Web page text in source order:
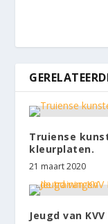
Truiense
kleurplaten.
21 maart 2020
Jeugd van